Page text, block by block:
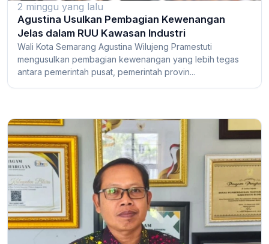
2 minggu yang lalu
Agustina Usulkan Pembagian Kewenangan
Jelas dalam RUU Kawasan Industri
Wali Kota Semarang Agustina Wilujeng Pramestuti
mengusulkan pembagian kewenangan yang lebih tegas
antara pemerintah pusat, pemerintah provin...